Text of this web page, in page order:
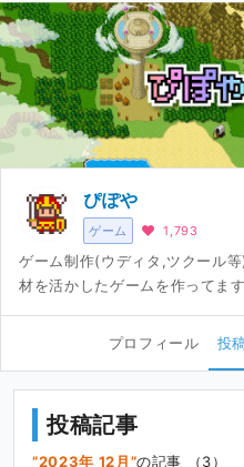
ゲーム
ぴぽや
1,793
ゲーム制作(ウディタ,ツクール
材を活かしたゲームを作ってます
プロフィール 投
投稿記事
2023年 12月 の記事 （3）